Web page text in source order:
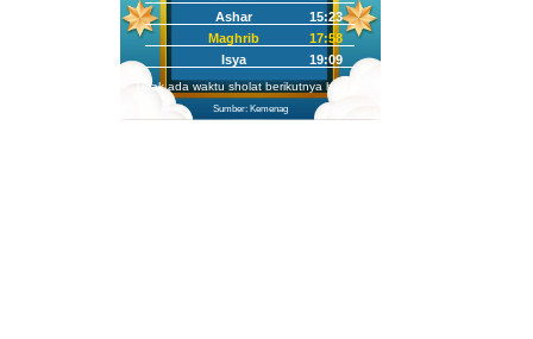
Ashar
15:23
Maghrib
17:58
Isya
19:09
Tidak ada waktu sholat berikutnya hari ini.
Sumber: Kemenag